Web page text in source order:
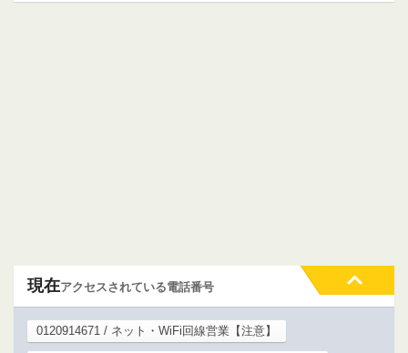
現在アクセスされている電話番号
0120914671 / ネット・WiFi回線営業【注意】